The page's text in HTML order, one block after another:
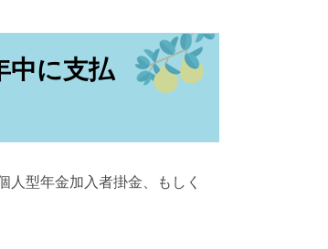
中に支払
人型年金加入者掛金、もしく